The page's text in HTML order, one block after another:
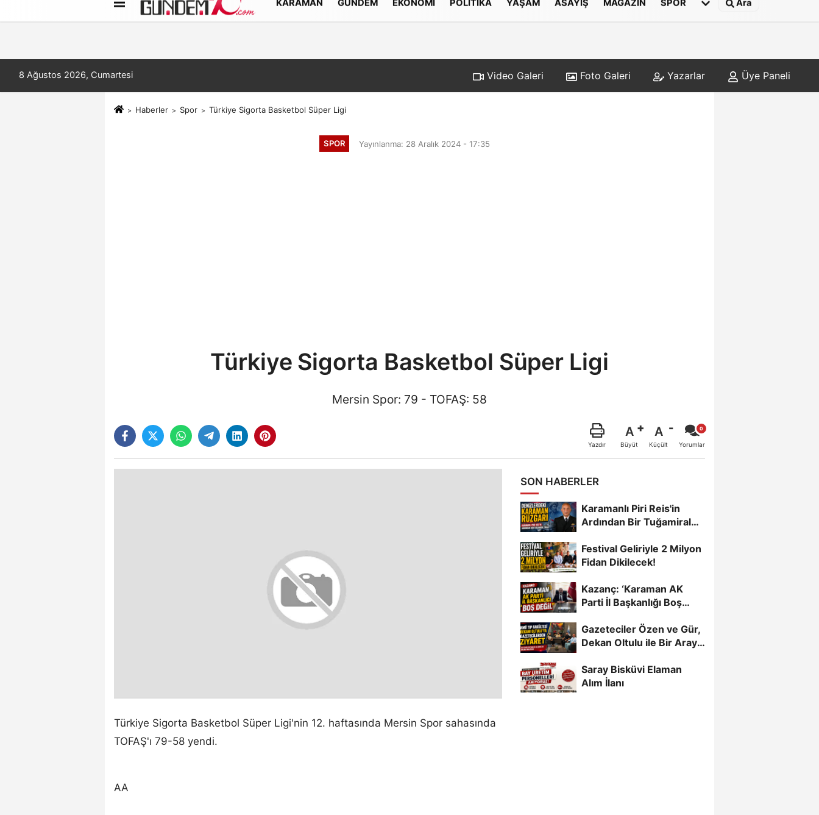
Künye İletişim Çerez Politikası
KARAMAN GÜNDEM EKONOMI POLITIKA YAŞAM ASAYIŞ MAGAZIN SPOR Ara
8 Ağustos 2026, Cumartesi Video Galeri Foto Galeri Yazarlar Üye Paneli
Haberler Spor Türkiye Sigorta Basketbol Süper Ligi
SPOR Yayınlanma: 28 Aralık 2024 - 17:35
Türkiye Sigorta Basketbol Süper Ligi
Mersin Spor: 79 - TOFAŞ: 58
Yazdır
A
Büyüt
A
Küçült Yorumlar
Türkiye Sigorta Basketbol Süper Ligi'nin 12. haftasında Mersin Spor sahasında
TOFAŞ'ı 79-58 yendi.
AA
SON HABERLER
Karamanlı Piri Reis'in
Ardından Bir Tuğamiral
Festival Geliriyle 2 Milyon
Fidan Dikilecek!
Kazanç: ‘Karaman AK
Parti İl Başkanlığı Boş
Gazeteciler Özen ve Gür,
Dekan Oltulu ile Bir Araya
Saray Bisküvi Elaman
Alım İlanı